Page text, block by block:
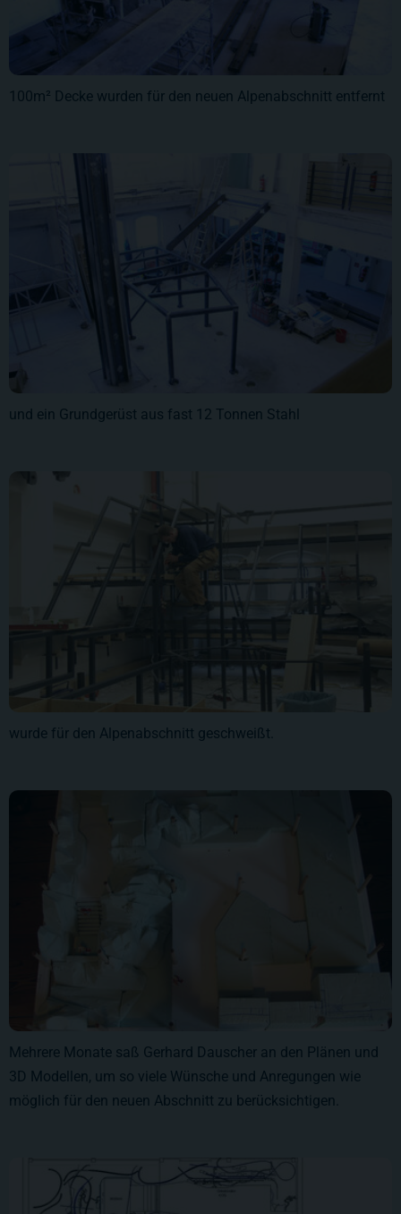
100m² Decke wurden für den neuen Alpenabschnitt entfernt
und ein Grundgerüst aus fast 12 Tonnen Stahl
wurde für den Alpenabschnitt geschweißt.
Mehrere Monate saß Gerhard Dauscher an den Plänen und
3D Modellen, um so viele Wünsche und Anregungen wie
möglich für den neuen Abschnitt zu berücksichtigen.